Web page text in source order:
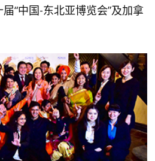
届“中国-东北亚博览会”及加拿